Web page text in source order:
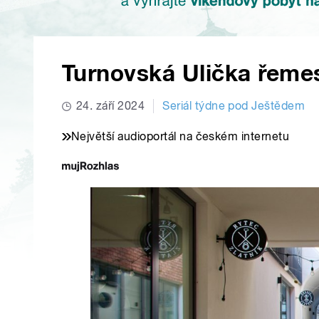
Turnovská Ulička
24. září 2024 Seriál týdne pod Ještědem
Největší audioportál na českém internetu